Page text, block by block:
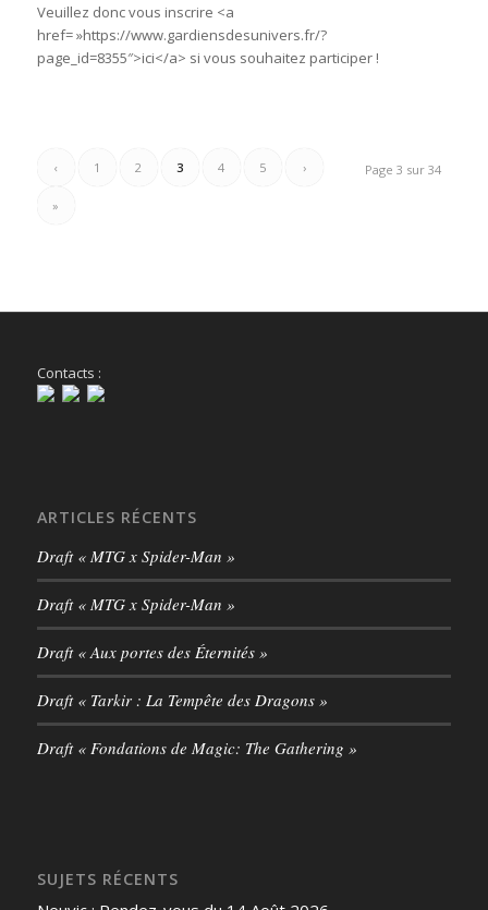
Veuillez donc vous inscrire <a
href= »https://www.gardiensdesunivers.fr/?
page_id=8355″>ici</a> si vous souhaitez participer !
Page 3 sur 34
‹ 1 2 3 4 5 ›
»
Contacts :
ARTICLES RÉCENTS
Draft « MTG x Spider-Man »
Draft « MTG x Spider-Man »
Draft « Aux portes des Éternités »
Draft « Tarkir : La Tempête des Dragons »
Draft « Fondations de Magic: The Gathering »
SUJETS RÉCENTS